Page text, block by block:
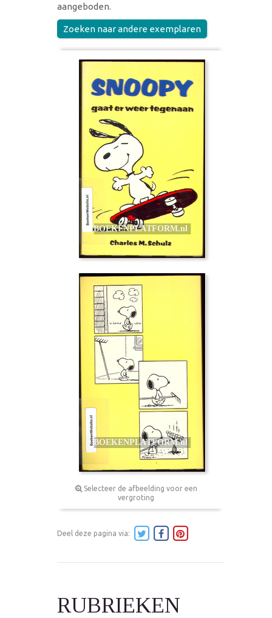
aangeboden.
Zoeken naar andere exemplaren
Selecteer de afbeelding voor een
vergroting
Deel deze pagina via:
RUBRIEKEN